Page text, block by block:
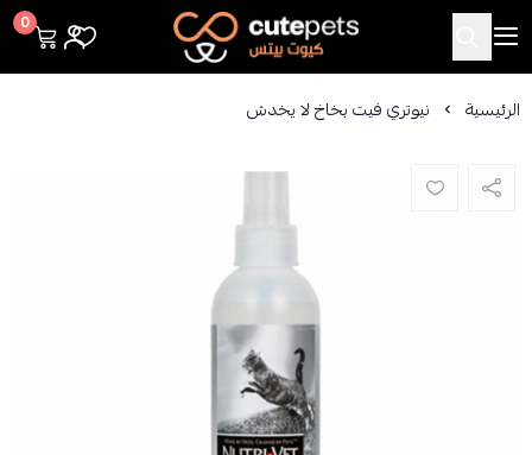
Cutepets
0
الرئيسية نيوتري فيت بخاخ لا يخدش